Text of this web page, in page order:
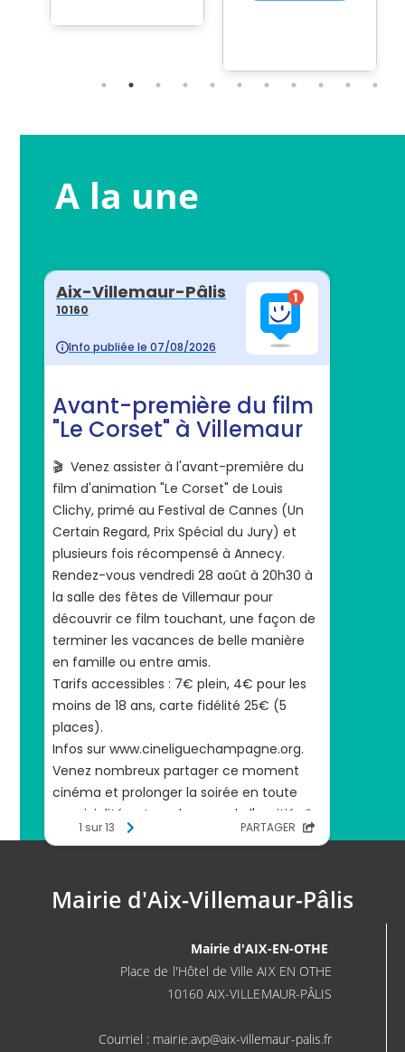
A la une
Mairie d'Aix-Villemaur-Pâlis
Mairie d'AIX-EN-OTHE
Place de l'Hôtel de Ville AIX EN OTHE
10160 AIX-VILLEMAUR-PÂLIS
Courriel : mairie.avp@aix-villemaur-palis.fr